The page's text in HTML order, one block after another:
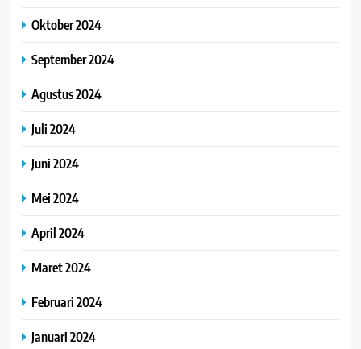
Oktober 2024
September 2024
Agustus 2024
Juli 2024
Juni 2024
Mei 2024
April 2024
Maret 2024
Februari 2024
Januari 2024